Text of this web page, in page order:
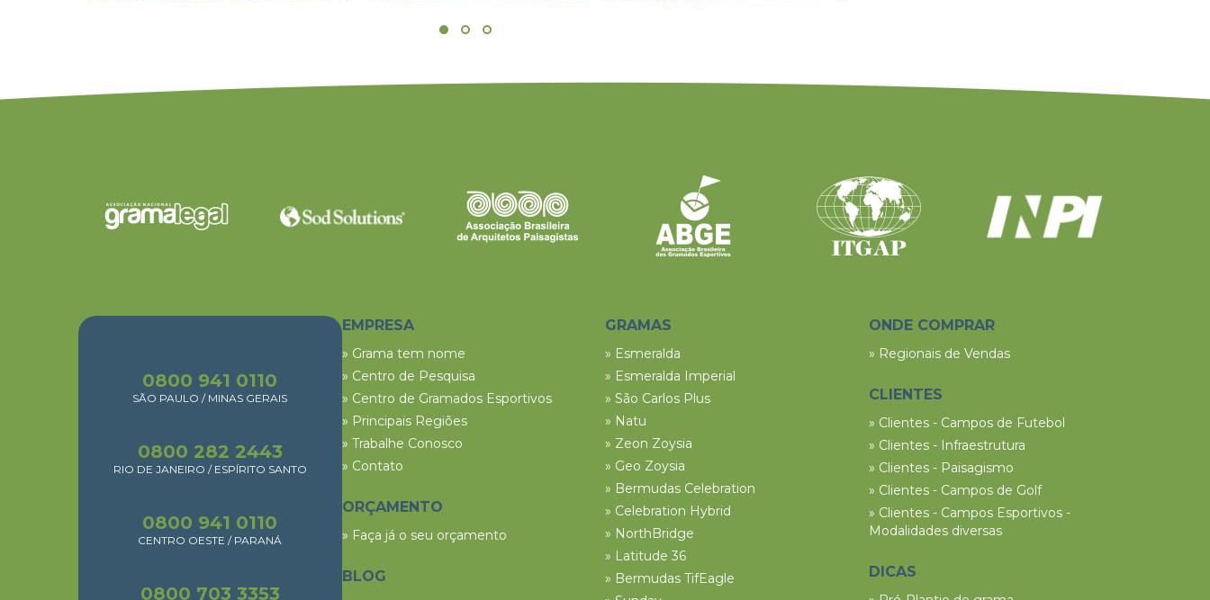
0800 941 0110
SÃO PAULO / MINAS GERAIS
0800 282 2443
RIO DE JANEIRO / ESPÍRITO SANTO
0800 941 0110
CENTRO OESTE / PARANÁ
0800 703 3353
EMPRESA
» Grama tem nome
» Centro de Pesquisa
» Centro de Gramados Esportivos
» Principais Regiões
» Trabalhe Conosco
» Contato
ORÇAMENTO
» Faça já o seu orçamento
BLOG
GRAMAS
» Esmeralda
» Esmeralda Imperial
» São Carlos Plus
» Natu
» Zeon Zoysia
» Geo Zoysia
» Bermudas Celebration
» Celebration Hybrid
» NorthBridge
» Latitude 36
» Bermudas TifEagle
ONDE COMPRAR
» Regionais de Vendas
CLIENTES
» Clientes - Campos de Futebol
» Clientes - Infraestrutura
» Clientes - Paisagismo
» Clientes - Campos de Golf
» Clientes - Campos Esportivos -
Modalidades diversas
DICAS